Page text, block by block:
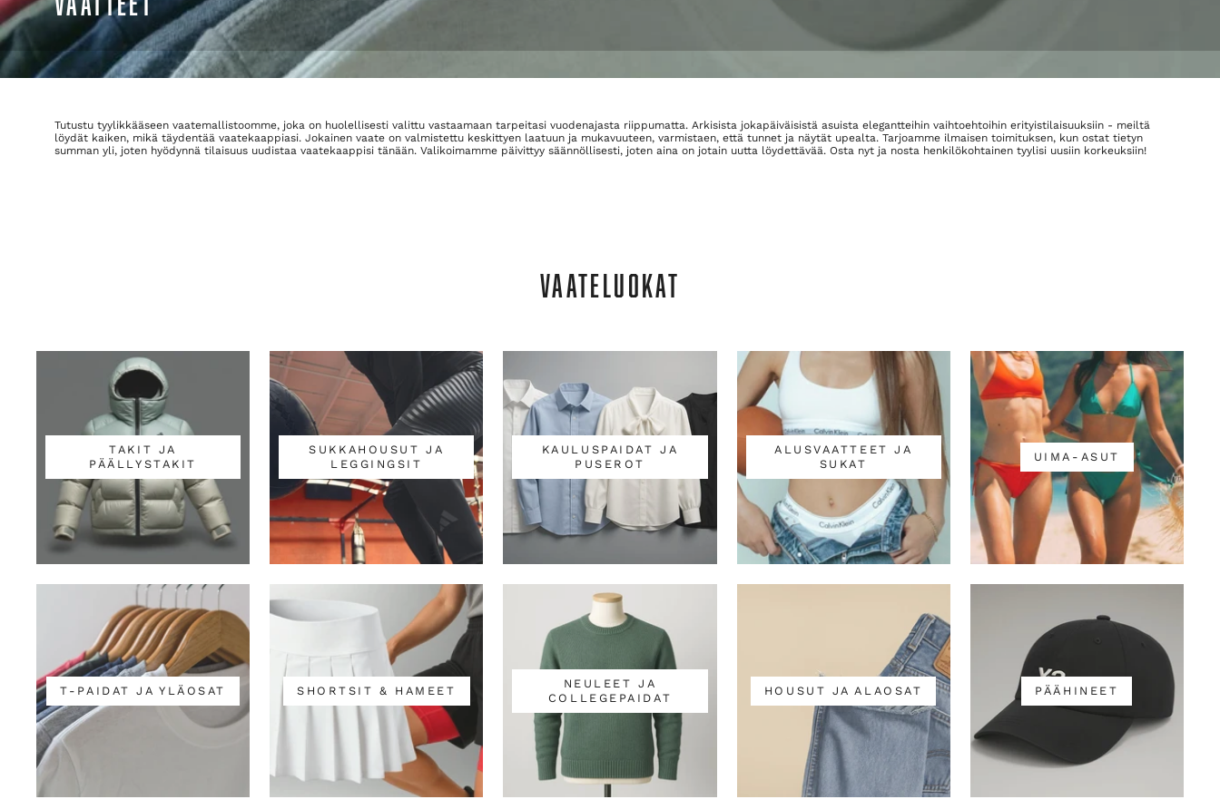
Tutustu tyylikkääseen vaatemallistoomme, joka on huolellisesti valittu vastaamaan tarpeitasi vuodenajasta riippumatta. Arkisista jokapäiväisistä asuista elegantteihin vaihtoehtoihin erityistilaisuuksiin - meiltä
löydät kaiken, mikä täydentää vaatekaappiasi. Jokainen vaate on valmistettu keskittyen laatuun ja mukavuuteen, varmistaen, että tunnet ja näytät upealta. Tarjoamme ilmaisen toimituksen, kun ostat tietyn
summan yli, joten hyödynnä tilaisuus uudistaa vaatekaappisi tänään. Valikoimamme päivittyy säännöllisesti, joten aina on jotain uutta löydettävää. Osta nyt ja nosta henkilökohtainen tyylisi uusiin korkeuksiin!
VAATELUOKAT
TAKIT JA
PÄÄLLYSTAKIT
SUKKAHOUSUT JA
LEGGINGSIT
KAULUSPAIDAT JA
PUSEROT
ALUSVAATTEET JA
SUKAT
UIMA-ASUT
T-PAIDAT JA YLÄOSAT SHORTSIT & HAMEET
NEULEET JA
COLLEGEPAIDAT
HOUSUT JA ALAOSAT PÄÄHINEET